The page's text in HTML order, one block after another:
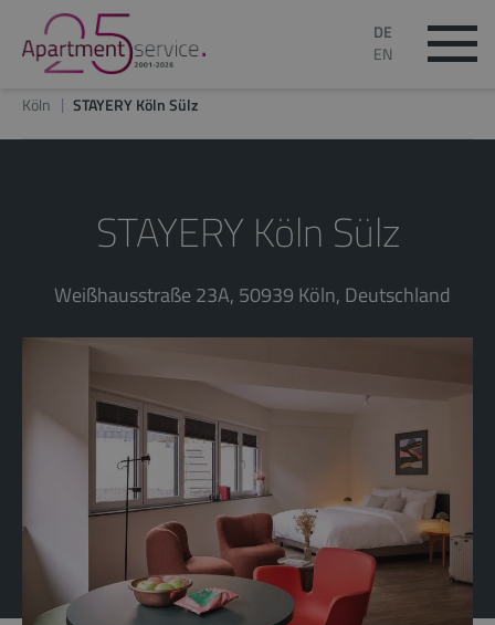
DE
EN
Köln STAYERY Köln Sülz
STAYERY Köln Sülz
Weißhausstraße 23A, 50939 Köln, Deutschland